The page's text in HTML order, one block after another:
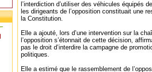
l’interdiction d’utiliser des véhicules équipés
les dirigeants de l’opposition constituait une
la Constitution.
Elle a ajouté, lors d’une intervention sur la
l’opposition s’étonnait de cette décision,
pas le droit d’interdire la campagne de
politiques.
Elle a estimé que le rassemblement de